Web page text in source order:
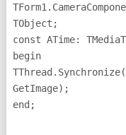
TObject;
const ATime:
begin
GetImage);
end;